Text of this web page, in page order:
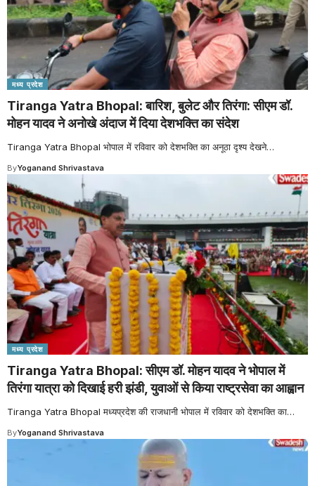
मध्य प्रदेश
Tiranga Yatra Bhopal: बारिश, बुलेट और तिरंगा: सीएम डॉ.
मोहन यादव ने अनोखे अंदाज में दिया देशभक्ति का संदेश
Tiranga Yatra Bhopal भोपाल में रविवार को देशभक्ति का अनूठा दृश्य देखने…
ByYoganand Shrivastava
मध्य प्रदेश
Tiranga Yatra Bhopal: सीएम डॉ. मोहन यादव ने भोपाल में
तिरंगा यात्रा को दिखाई हरी झंडी, युवाओं से किया राष्ट्रसेवा का आह्वान
Tiranga Yatra Bhopal मध्यप्रदेश की राजधानी भोपाल में रविवार को देशभक्ति का…
ByYoganand Shrivastava